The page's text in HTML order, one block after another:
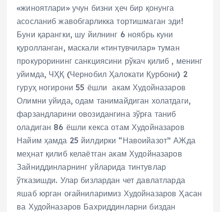
«жиноятлари» учун бизни ҳеч бир қонунга
асосланиб жавобгарликка тортишмаган эди!
Буни қарангки, шу йилнинг 6 ноябрь куни
қуролланган, маскали «тинтувчилар» туман
прокурорининг санкциясини рўкач қилиб , менинг
уйимда, ЧҲҚ (Чернобил Ҳалокати Қурбони) 2
гуруҳ ногирони 55 ёшли акам Худойназаров
Олимни уйида, одам танимайдиган холатдаги,
фарзандларини овозидангина зўрға таниб
оладиган 86 ёшли кекса отам Худойназаров
Найим ҳамда 25 йилдирки “Навоийазот” АЖда
меҳнат қилиб келаётган акам Худойназаров
Зайниддинларнинг уйларида тинтувлар
ўтказишди. Улар бизлардан чет давлатларда
яшаб юрган оғайниларимиз Худойназаров Ҳасан
ва Худойназаров Бахриддинларни биздан